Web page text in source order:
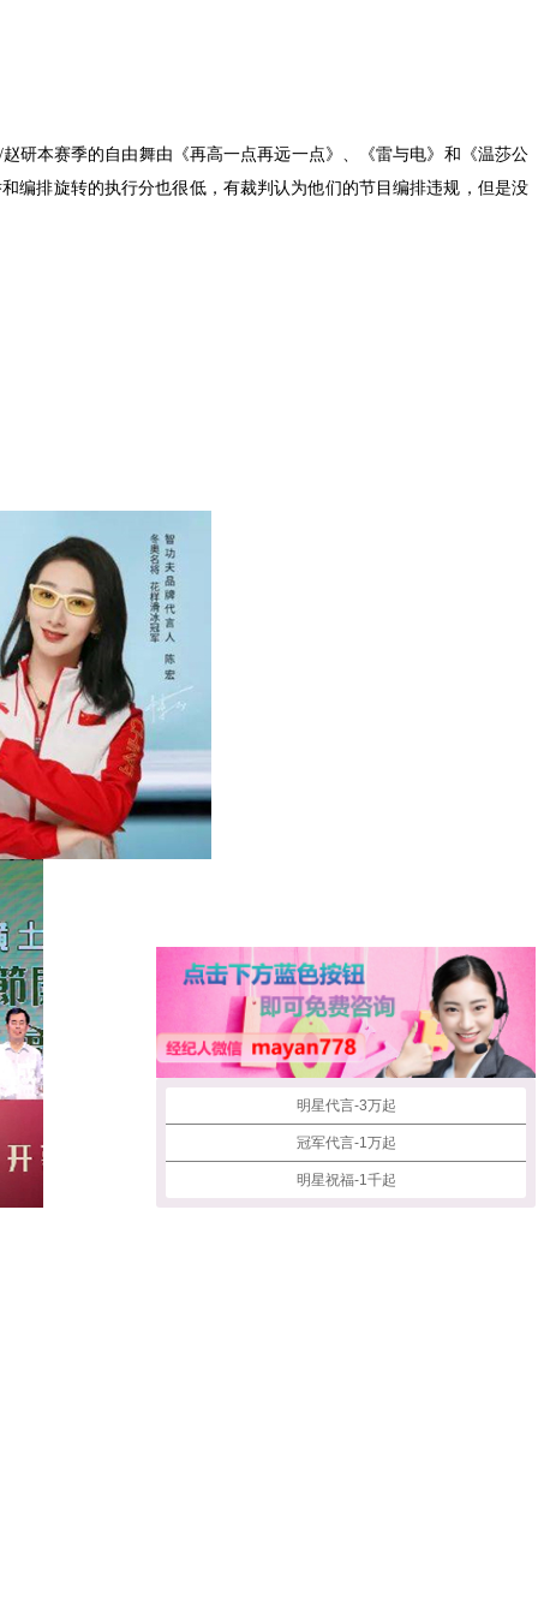
研本赛季的自由舞由《再高一点再远一点》、《雷与电》和《温莎公
编排旋转的执行分也很低，有裁判认为他们的节目编排违规，但是没
明星代言-3万起
冠军代言-1万起
明星祝福-1千起